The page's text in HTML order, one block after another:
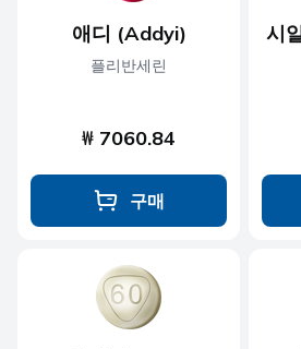
애디 (Addyi)
플리반세린
₩ 7060.84
구매
시